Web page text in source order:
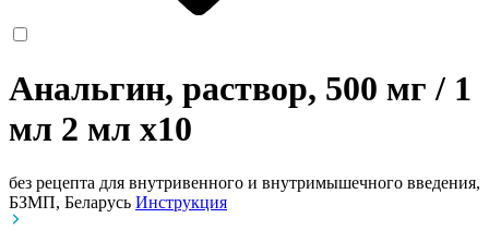
Анальгин, раствор, 500 мг / 1
мл 2 мл x10
без рецепта для внутривенного и внутримышечного введения,
БЗМП, Беларусь Инструкция